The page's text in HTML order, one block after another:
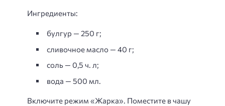
Ингредиенты:
булгур — 250 г;
сливочное масло — 40 г;
соль — 0,5 ч. л;
вода — 500 мл.
Включите режим «Жарка». Поместите в чашу